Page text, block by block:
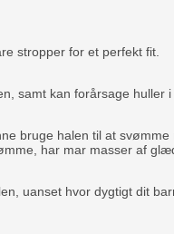
stropper for et perfekt fit.
samt kan forårsage huller
bruge halen til at
har mar masser af
uanset hvor dygtigt dit